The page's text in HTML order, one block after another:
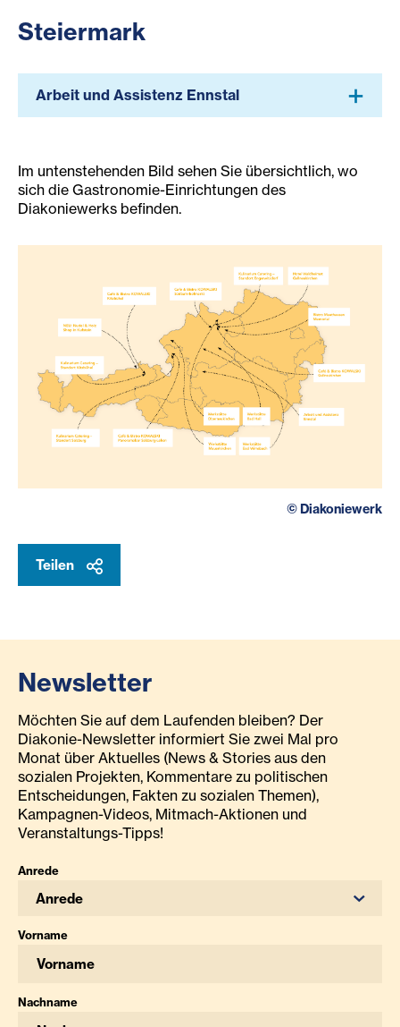
Steiermark
Arbeit und Assistenz Ennstal
Im untenstehenden Bild sehen Sie übersichtlich, wo
sich die Gastronomie-Einrichtungen des
Diakoniewerks befinden.
© Diakoniewerk
Teilen
Newsletter
Möchten Sie auf dem Laufenden bleiben? Der
Diakonie-Newsletter informiert Sie zwei Mal pro
Monat über Aktuelles (News & Stories aus den
sozialen Projekten, Kommentare zu politischen
Entscheidungen, Fakten zu sozialen Themen),
Kampagnen-Videos, Mitmach-Aktionen und
Veranstaltungs-Tipps!
Anrede
Anrede
Vorname
Nachname